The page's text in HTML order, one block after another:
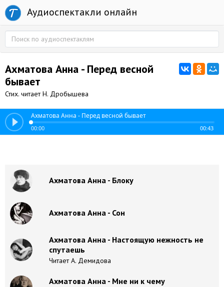
Аудиоспектакли онлайн
Ахматова Анна - Перед весной
бывает
Стих. читает Н. Дробышева
Ахматова Анна - Перед весной бывает
00:00 00:43
Ахматова Анна - Блоку
Ахматова Анна - Сон
Ахматова Анна - Настоящую нежность не
спутаешь
Читает А. Демидова
Ахматова Анна - Мне ни к чему